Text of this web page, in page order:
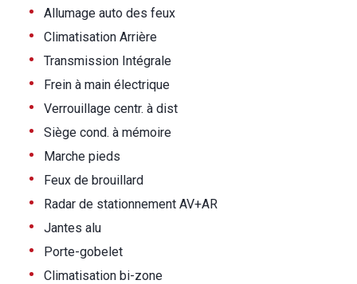
• Allumage auto des feux
• Climatisation Arrière
• Transmission Intégrale
• Frein à main électrique
• Verrouillage centr. à dist
• Siège cond. à mémoire
• Marche pieds
• Feux de brouillard
• Radar de stationnement AV+AR
• Jantes alu
• Porte-gobelet
• Climatisation bi-zone